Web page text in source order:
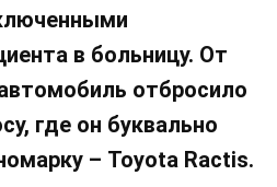
в больницу. От
отбросило
где он буквально
– Toyota Ractis.